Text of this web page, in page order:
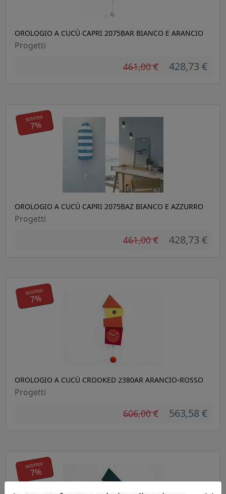
OROLOGIO A CUCÙ CAPRI 2075BAR BIANCO E ARANCIO
Progetti
461,00 € 428,73 €
OROLOGIO A CUCÙ CAPRI 2075BAZ BIANCO E AZZURRO
Progetti
461,00 € 428,73 €
sconto
7%
OROLOGIO A CUCÙ CROOKED 2380AR ARANCIO-ROSSO
Progetti
606,00 € 563,58 €
sconto
7%
sconto
7%